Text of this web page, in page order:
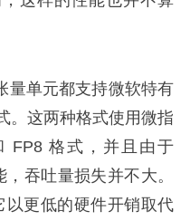
量单元都支持微软特有
。这两种格式使用微指
FP8 格式，并且由于
吞吐量损失并不大。
以更低的硬件开销取代